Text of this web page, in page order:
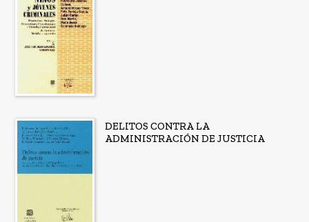
DELITOS CONTRA LA
ADMINISTRACIÓN DE JUSTICIA